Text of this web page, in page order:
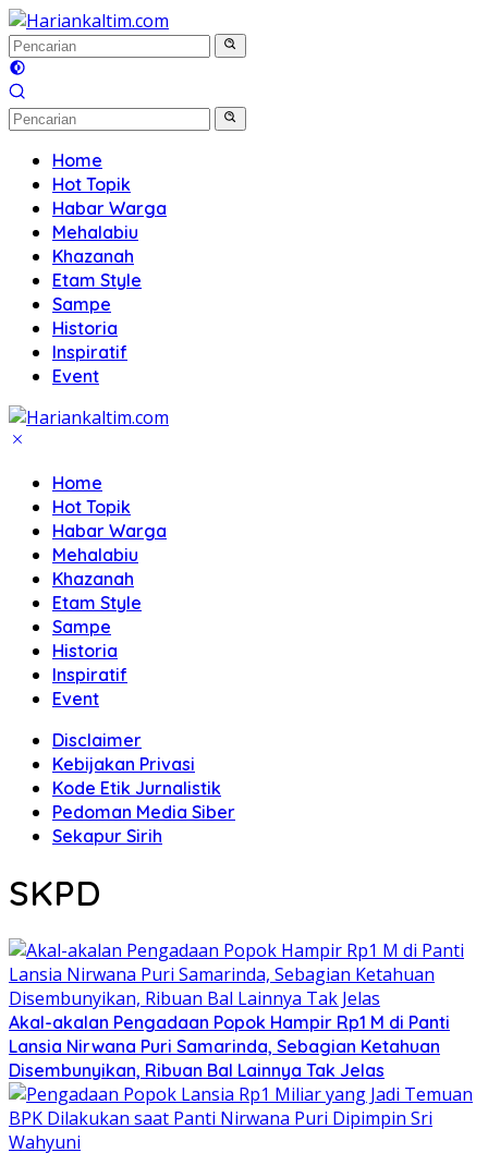
Langsung
ke
konten
Home
Hot Topik
Habar Warga
Mehalabiu
Khazanah
Etam Style
Sampe
Historia
Inspiratif
Event
Home
Hot Topik
Habar Warga
Mehalabiu
Khazanah
Etam Style
Sampe
Historia
Inspiratif
Event
Disclaimer
Kebijakan Privasi
Kode Etik Jurnalistik
Pedoman Media Siber
Sekapur Sirih
SKPD
Akal-akalan Pengadaan Popok Hampir Rp1 M di Panti
Lansia Nirwana Puri Samarinda, Sebagian Ketahuan
Disembunyikan, Ribuan Bal Lainnya Tak Jelas